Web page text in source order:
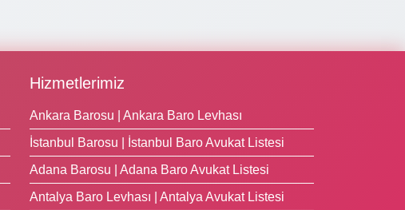
Hizmetlerimiz
Ankara Barosu | Ankara Baro Levhası
İstanbul Barosu | İstanbul Baro Avukat Listesi
Adana Barosu | Adana Baro Avukat Listesi
Antalya Baro Levhası | Antalya Avukat Listesi